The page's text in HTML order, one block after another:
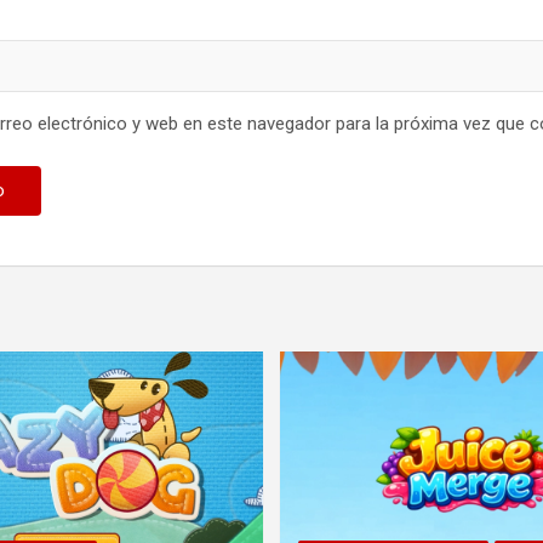
electrónico y web en este navegador para la próxima vez que